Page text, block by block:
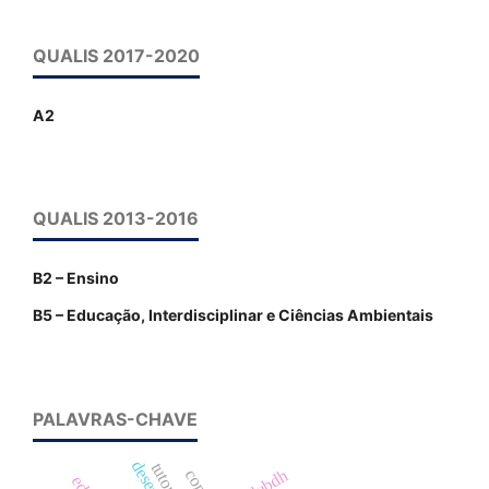
QUALIS 2017-2020
A2
QUALIS 2013-2016
B2 – Ensino
B5 – Educação, Interdisciplinar e Ciências Ambientais
PALAVRAS-CHAVE